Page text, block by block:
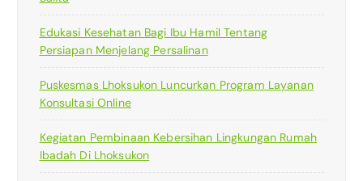
Edukasi Kesehatan Bagi Ibu Hamil Tentang
Persiapan Menjelang Persalinan
Puskesmas Lhoksukon Luncurkan Program Layanan
Konsultasi Online
Kegiatan Pembinaan Kebersihan Lingkungan Rumah
Ibadah Di Lhoksukon